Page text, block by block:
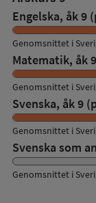
Engelska, åk 9
Genomsnittet i
Matematik, åk
Genomsnittet i
Svenska, åk 9
Genomsnittet i
Svenska som
Genomsnittet i